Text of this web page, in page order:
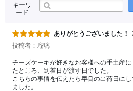
キーワ
ード
ありがとうございました！
投稿者：瑠璃
チーズケーキが好きなお客様への手土産
たところ、到着日が渡す日でした。
こちらの事情を伝えたら早目の出荷日に
ました。